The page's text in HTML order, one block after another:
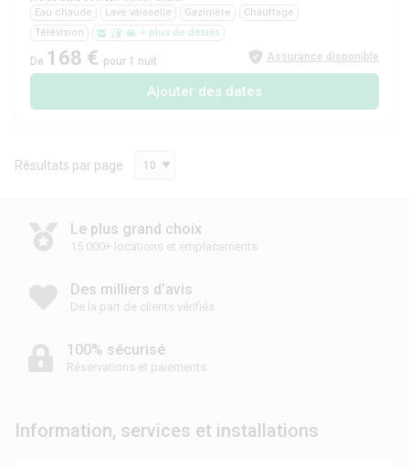
Eau chaude Lave vaisselle Gazinière
Chauffage
Télévision
+ plus de détails
De 168 € pour 1 nuit Assurance disponible
Ajouter des dates
Résultats par page 10
Le plus grand choix
15 000+ locations et emplacements
Des milliers d’avis
De la part de clients vérifiés
100% sécurisé
Réservations et paiements
Information, services et installations